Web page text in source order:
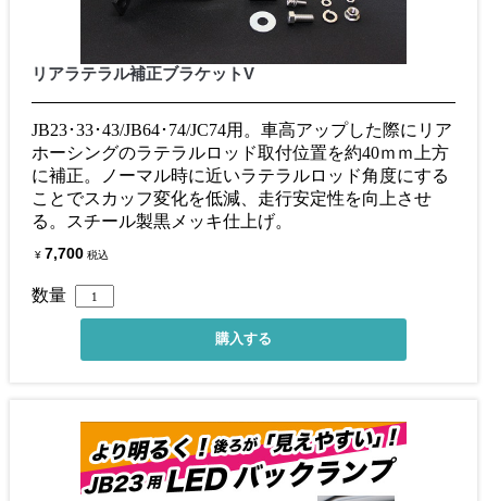
リアラテラル補正ブラケットV
JB23･33･43/JB64･74/JC74用。車高アップした際にリア
ホーシングのラテラルロッド取付位置を約40ｍｍ上方
に補正。ノーマル時に近いラテラルロッド角度にする
ことでスカッフ変化を低減、走行安定性を向上させ
る。スチール製黒メッキ仕上げ。
¥ 7,700 税込
数量